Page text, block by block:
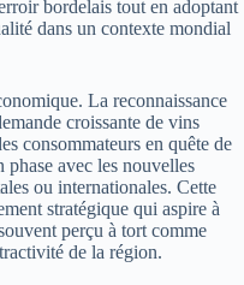
bordelais tout en adoptant
dans un contexte mondial
La reconnaissance
croissante de vins
consommateurs en quête de
phase avec les nouvelles
ou internationales. Cette
stratégique qui aspire à
perçu à tort comme
de la région.